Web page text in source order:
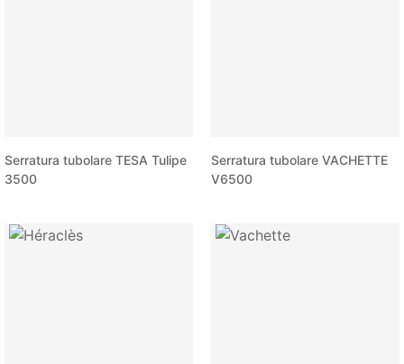
Serratura tubolare TESA Tulipe
3500
Serratura tubolare VACHETTE
V6500